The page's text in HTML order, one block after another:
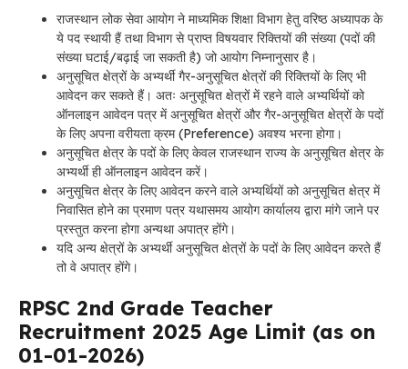
राजस्थान लोक सेवा आयोग ने माध्यमिक शिक्षा विभाग हेतु वरिष्ठ अध्यापक के
ये पद स्थायी हैं तथा विभाग से प्राप्त विषयवार रिक्तियों की संख्या (पदों की
संख्या घटाई/बढ़ाई जा सकती है) जो आयोग निम्नानुसार है।
अनुसूचित क्षेत्रों के अभ्यर्थी गैर-अनुसूचित क्षेत्रों की रिक्तियों के लिए भी
आवेदन कर सकते हैं। अतः अनुसूचित क्षेत्रों में रहने वाले अभ्यर्थियों को
ऑनलाइन आवेदन पत्र में अनुसूचित क्षेत्रों और गैर-अनुसूचित क्षेत्रों के पदों
के लिए अपना वरीयता क्रम (Preference) अवश्य भरना होगा।
अनुसूचित क्षेत्र के पदों के लिए केवल राजस्थान राज्य के अनुसूचित क्षेत्र के
अभ्यर्थी ही ऑनलाइन आवेदन करें।
अनुसूचित क्षेत्र के लिए आवेदन करने वाले अभ्यर्थियों को अनुसूचित क्षेत्र में
निवासित होने का प्रमाण पत्र यथासमय आयोग कार्यालय द्वारा मांगे जाने पर
प्रस्तुत करना होगा अन्यथा अपात्र होंगे।
यदि अन्य क्षेत्रों के अभ्यर्थी अनुसूचित क्षेत्रों के पदों के लिए आवेदन करते हैं
तो वे अपात्र होंगे।
RPSC 2nd Grade Teacher
Recruitment 2025 Age Limit (as on
01-01-2026)